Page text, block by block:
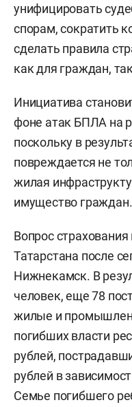
унифицировать
спорам, сократить
сделать правила
как для граждан,
Инициатива
фоне атак БПЛА на
поскольку в
повреждается не
жилая
имущество граждан.
Вопрос
Татарстана после
Нижнекамск. В
человек, еще 78
жилые и
погибших власти
рублей,
рублей в
Семье погибшего